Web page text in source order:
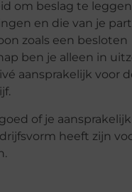
om beslag te
en die van je
zoals een besloten
ben je alleen in
aansprakelijk voor
of je
heeft zijn